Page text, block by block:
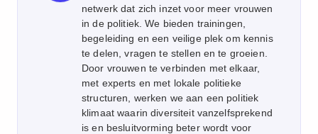
netwerk dat zich inzet voor meer vrouwen
in de politiek. We bieden trainingen,
begeleiding en een veilige plek om kennis
te delen, vragen te stellen en te groeien.
Door vrouwen te verbinden met elkaar,
met experts en met lokale politieke
structuren, werken we aan een politiek
klimaat waarin diversiteit vanzelfsprekend
is en besluitvorming beter wordt voor